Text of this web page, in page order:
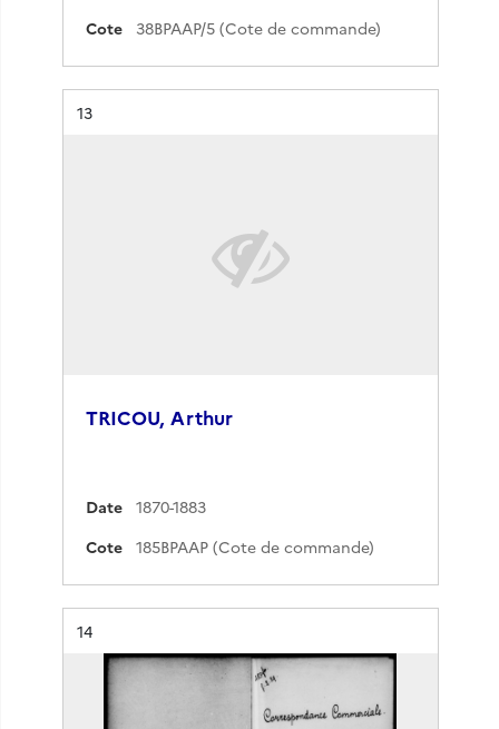
Cote
38BPAAP/5 (Cote de commande)
Résultat n°
13
TRICOU, Arthur
Date
1870-1883
Cote
185BPAAP (Cote de commande)
Résultat n°
14